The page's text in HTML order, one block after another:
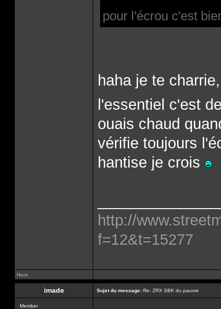
pour l'écrou c'est
haha je te
l'essentiel c'est
ouais chaud
vérifie toujours
hantise je crois
http://
f=12&t=15277
Haut
imade Sujet du message: Re: ZRX SBK du pauvre
Member